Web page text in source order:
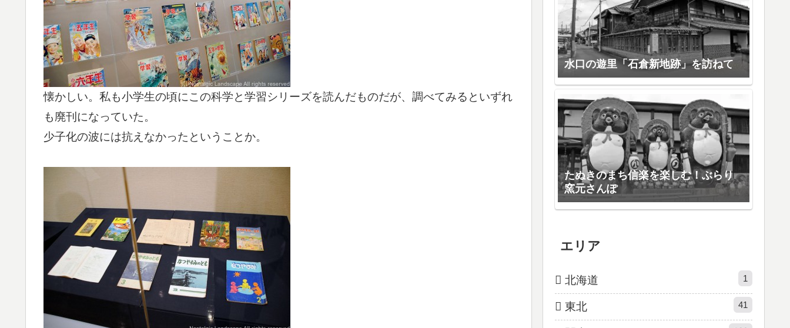
懐かしい。私も小学生の頃にこの科学と学習シリーズを読んだものだが、調べてみるといずれ
も廃刊になっていた。
少子化の波には抗えなかったということか。
水口の遊里「石倉新地跡」を訪ねて
たぬきのまち信楽を楽しむ！ぶらり
窯元さんぽ
エリア
北海道 1
東北 41